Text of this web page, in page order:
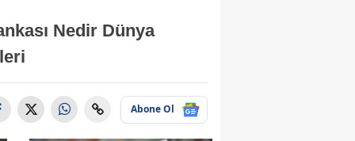
Nedir Dünya
Abone Ol